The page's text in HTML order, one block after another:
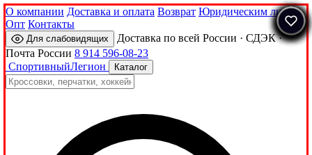
О компании Доставка и оплата Возврат Юридическим лицам
Опт Контакты
Для слабовидящих
Доставка по всей России · СДЭК ·
Почта России 8 914 596-08-23
СпортивныйЛегион Каталог